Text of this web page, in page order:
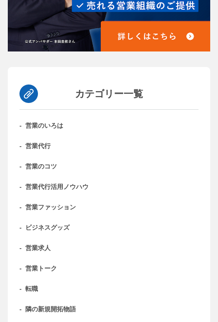
カテゴリー一覧
- 営業のいろは
- 営業代行
- 営業のコツ
- 営業代行活用ノウハウ
- 営業ファッション
- ビジネスグッズ
- 営業求人
- 営業トーク
- 転職
- 隣の新規開拓物語